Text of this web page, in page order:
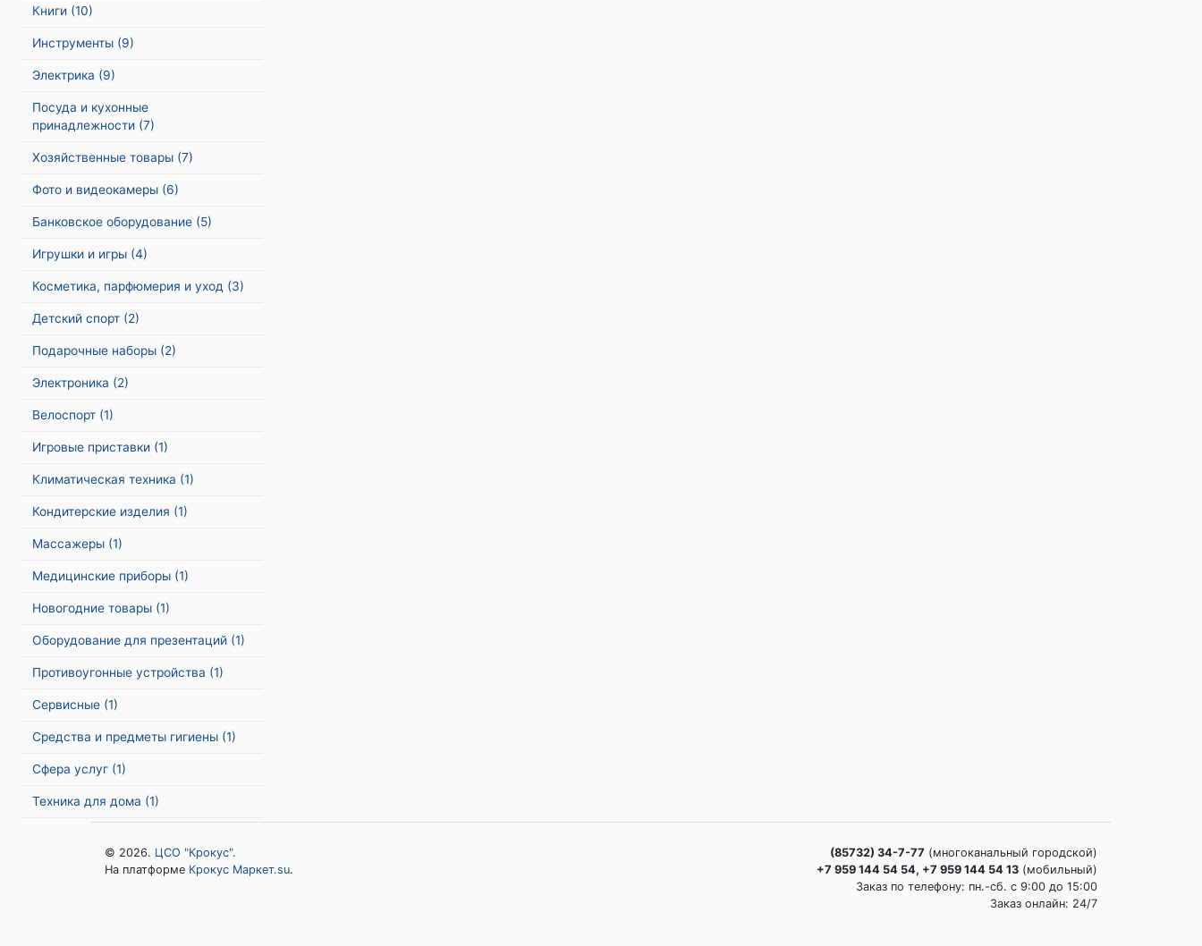
Книги (10)
Инструменты (9)
Электрика (9)
Посуда и кухонные
принадлежности (7)
Хозяйственные товары (7)
Фото и видеокамеры (6)
Банковское оборудование (5)
Игрушки и игры (4)
Косметика, парфюмерия и уход (3)
Детский спорт (2)
Подарочные наборы (2)
Электроника (2)
Велоспорт (1)
Игровые приставки (1)
Климатическая техника (1)
Кондитерские изделия (1)
Массажеры (1)
Медицинские приборы (1)
Новогодние товары (1)
Оборудование для презентаций (1)
Противоугонные устройства (1)
Сервисные (1)
Средства и предметы гигиены (1)
Сфера услуг (1)
Техника для дома (1)
© 2026. ЦСО "Крокус".
На платформе Крокус Маркет.su.
(85732) 34-7-77 (многоканальный городской)
+7 959 144 54 54, +7 959 144 54 13 (мобильный)
Заказ по телефону: пн.-сб. c 9:00 до 15:00
Заказ онлайн: 24/7